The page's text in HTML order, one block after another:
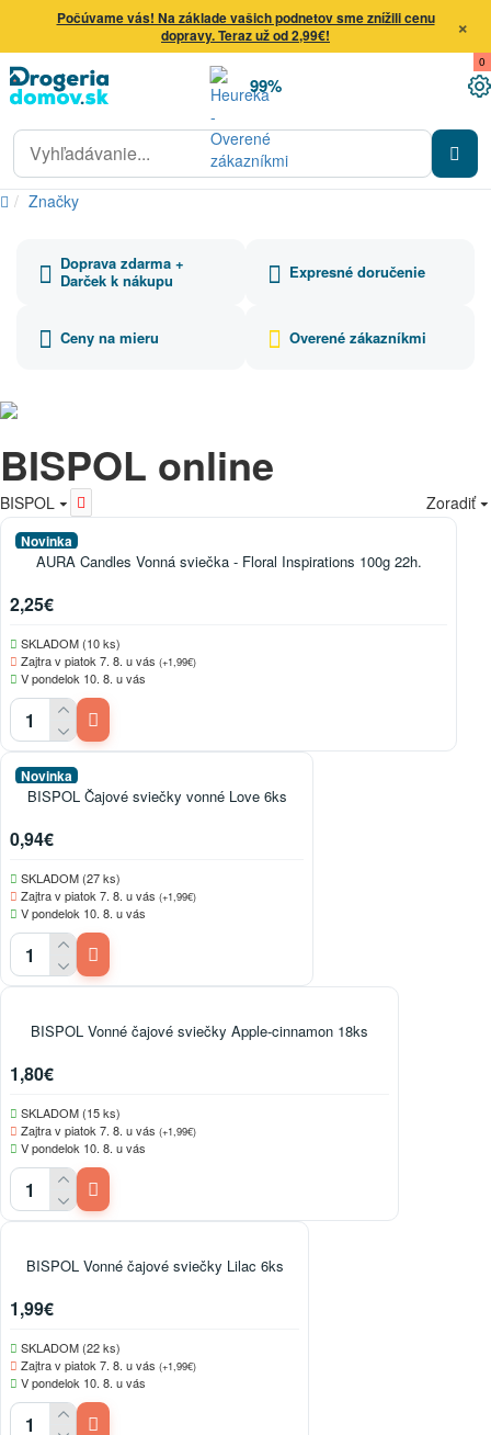
Počúvame vás! Na základe vašich podnetov sme znížili cenu
dopravy. Teraz už od 2,99€!
×
99%
0
Značky
Doprava zdarma +
Darček k nákupu
Expresné doručenie
Ceny na mieru Overené zákazníkmi
BISPOL online
BISPOL Zoradiť
Novinka
AURA Candles Vonná sviečka - Floral Inspirations 100g 22h.
2,25€
SKLADOM (10 ks)
Zajtra v piatok 7. 8. u vás (+1,99€)
V pondelok 10. 8. u vás
Novinka
BISPOL Čajové sviečky vonné Love 6ks
0,94€
SKLADOM (27 ks)
Zajtra v piatok 7. 8. u vás (+1,99€)
V pondelok 10. 8. u vás
BISPOL Vonné čajové sviečky Apple-cinnamon 18ks
1,80€
SKLADOM (15 ks)
Zajtra v piatok 7. 8. u vás (+1,99€)
V pondelok 10. 8. u vás
BISPOL Vonné čajové sviečky Lilac 6ks
1,99€
SKLADOM (22 ks)
Zajtra v piatok 7. 8. u vás (+1,99€)
V pondelok 10. 8. u vás